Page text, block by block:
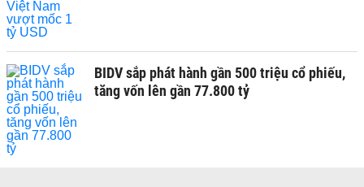
BIDV sắp phát hành gần 500 triệu cổ phiếu,
tăng vốn lên gần 77.800 tỷ